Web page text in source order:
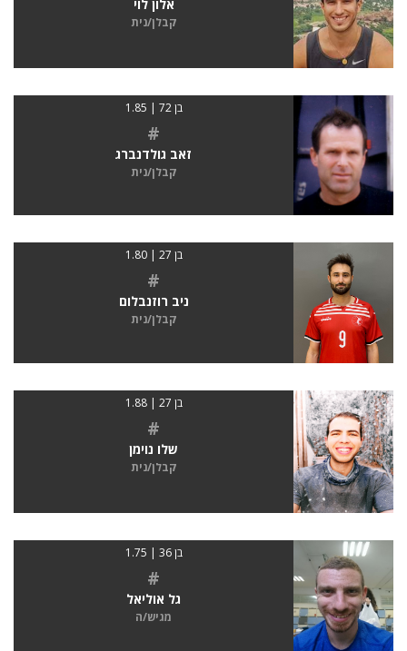
אלון לוי
קבלן/נית
בן 72 | 1.85
#
זאב גולדנברג
קבלן/נית
בן 27 | 1.80
#
ניב רוזנבלום
קבלן/נית
בן 27 | 1.88
#
שלו נוימן
קבלן/נית
בן 36 | 1.75
#
גל אוליאל
מגיש/ה